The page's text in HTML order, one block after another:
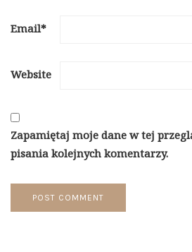
Email*
Website
Zapamiętaj moje dane w tej
pisania kolejnych komentarzy.